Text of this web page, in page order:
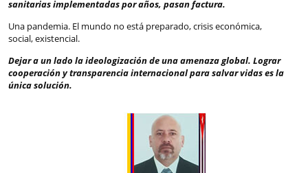
sanitarias implementadas por años, pasan factura.
Una pandemia. El mundo no está preparado, crisis económica,
social, existencial.
Dejar a un lado la ideologización de una amenaza global. Lograr
cooperación y transparencia internacional para salvar vidas es la
única solución.